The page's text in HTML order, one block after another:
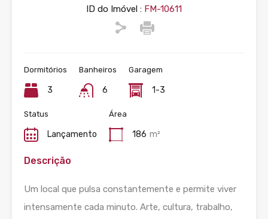
ID do Imóvel : FM-10611
Dormitórios
3
Banheiros
6
Garagem
1-3
Status
Lançamento
Área
186 m²
Descrição
Um local que pulsa constantemente e permite viver
intensamente cada minuto. Arte, cultura, trabalho,